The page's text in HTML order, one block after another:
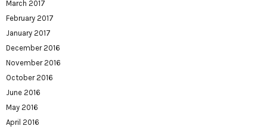
March 2017
February 2017
January 2017
December 2016
November 2016
October 2016
June 2016
May 2016
April 2016